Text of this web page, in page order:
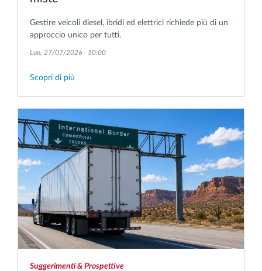
Gestire veicoli diesel, ibridi ed elettrici richiede più di un
approccio unico per tutti.
Lun, 27/07/2026 - 10:00
Scopri di più
Suggerimenti & Prospettive